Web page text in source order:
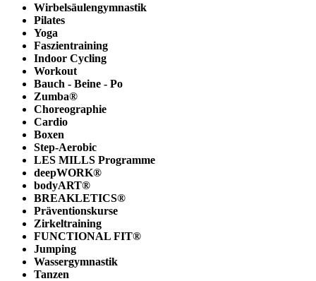
Wirbelsäulengymnastik
Pilates
Yoga
Faszientraining
Indoor Cycling
Workout
Bauch - Beine - Po
Zumba®
Choreographie
Cardio
Boxen
Step-Aerobic
LES MILLS Programme
deepWORK®
bodyART®
BREAKLETICS®
Präventionskurse
Zirkeltraining
FUNCTIONAL FIT®
Jumping
Wassergymnastik
Tanzen